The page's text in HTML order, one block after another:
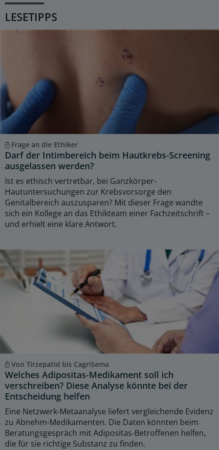
LESETIPPS
Frage an die Ethiker
Darf der Intimbereich beim Hautkrebs-Screening
ausgelassen werden?
Ist es ethisch vertretbar, bei Ganzkörper-
Hautuntersuchungen zur Krebsvorsorge den
Genitalbereich auszusparen? Mit dieser Frage wandte
sich ein Kollege an das Ethikteam einer Fachzeitschrift –
und erhielt eine klare Antwort.
Von Tirzepatid bis CagriSema
Welches Adipositas-Medikament soll ich
verschreiben? Diese Analyse könnte bei der
Entscheidung helfen
Eine Netzwerk-Metaanalyse liefert vergleichende Evidenz
zu Abnehm-Medikamenten. Die Daten könnten beim
Beratungsgespräch mit Adipositas-Betroffenen helfen,
die für sie richtige Substanz zu finden.